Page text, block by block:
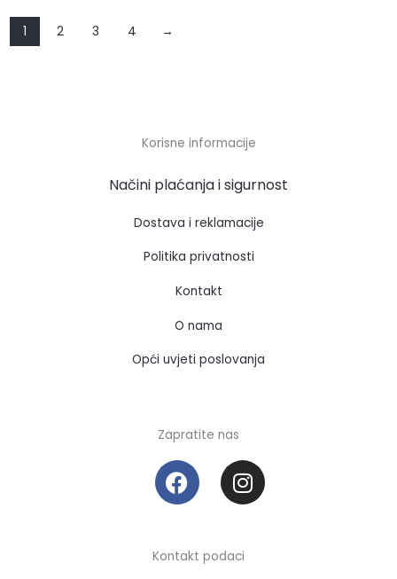
1 2 3 4 →
Korisne informacije
Načini plaćanja i sigurnost
Dostava i reklamacije
Politika privatnosti
Kontakt
O nama
Opći uvjeti poslovanja
Zapratite nas
F
a
c
b
I
n
s
a
Kontakt podaci